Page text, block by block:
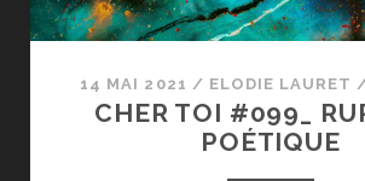
14 MAI 2021 / ELODIE LAURET
CHER TOI #099_
POÉTIQUE